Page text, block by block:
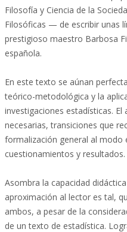
Filosofía y Ciencia de la
Filosóficas — de escribir unas
prestigioso maestro Barbosa
española.
En este texto se aúnan
teórico-metodológica y la
investigaciones estadísticas.
necesarias, transiciones que
formalización general al modo
cuestionamientos y resultados.
Asombra la capacidad
aproximación al lector es tal,
ambos, a pesar de la
de un texto de estadística.